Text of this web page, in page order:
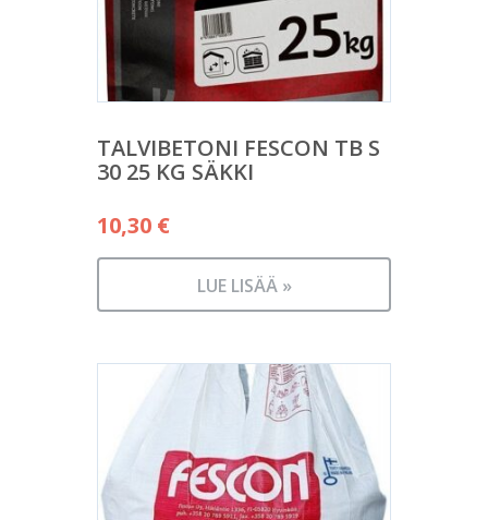
TALVIBETONI FESCON TB S
30 25 KG SÄKKI
10,30 €
LUE LISÄÄ »